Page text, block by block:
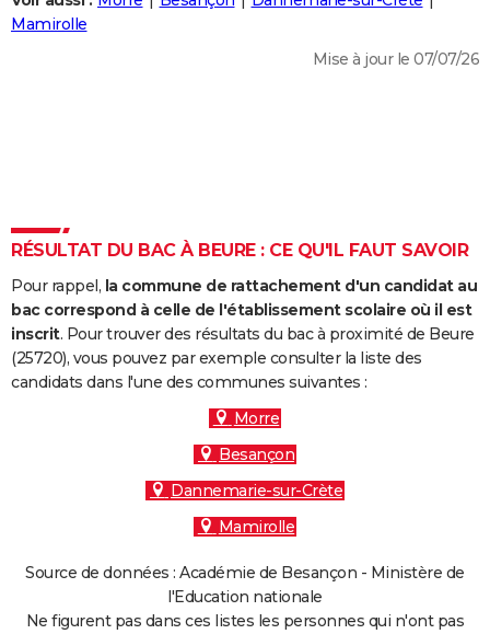
Destinations
City break
Voyage nature
Voyage de noces
Forum
Climat
+
PHOTO
Dictionnaire
Biographies
Citations
Expressions
Proverbes
PROGRAMME TV
COPAINS D'AVANT
S'inscrire
Se connecter
Lycées
Collèges
Primaires
Universités
Entreprises
Service militaire
Avis de recherche
AVIS DE DÉCÈS
FORUM
Mamirolle
Mise à jour le 07/07/26
RÉSULTAT DU BAC À BEURE : CE QU'IL FAUT SAVOIR
Pour rappel, la commune de rattachement d'un candidat au
bac correspond à celle de l'établissement scolaire où il est
inscrit. Pour trouver des résultats du bac à proximité de Beure
(25720), vous pouvez par exemple consulter la liste des
candidats dans l'une des communes suivantes :
Morre
Besançon
Dannemarie-sur-Crète
Mamirolle
Source de données : Académie de Besançon - Ministère de
l'Education nationale
Ne figurent pas dans ces listes les personnes qui n'ont pas